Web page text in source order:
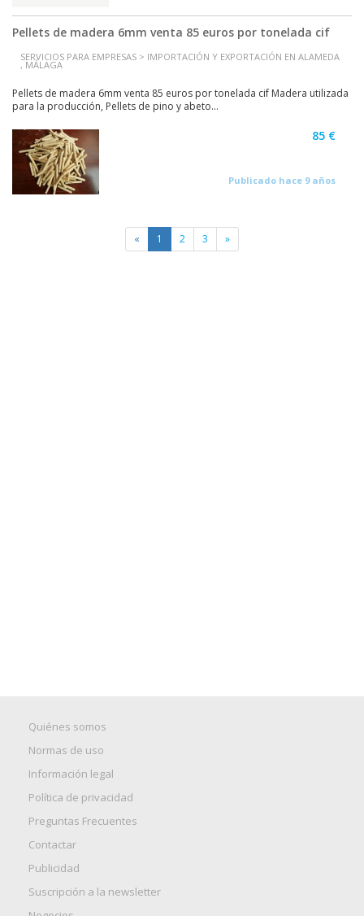
Pellets de madera 6mm venta 85 euros por tonelada cif
SERVICIOS PARA EMPRESAS > IMPORTACIÓN Y EXPORTACIÓN EN ALAMEDA
, MÁLAGA
Pellets de madera 6mm venta 85 euros por tonelada cif Madera utilizada
para la producción, Pellets de pino y abeto...
85 €
Publicado hace 9 años
« 1 2 3 »
Quiénes somos
Normas de uso
Información legal
Política de privacidad
Preguntas Frecuentes
Contactar
Publicidad
Suscripción a la newsletter